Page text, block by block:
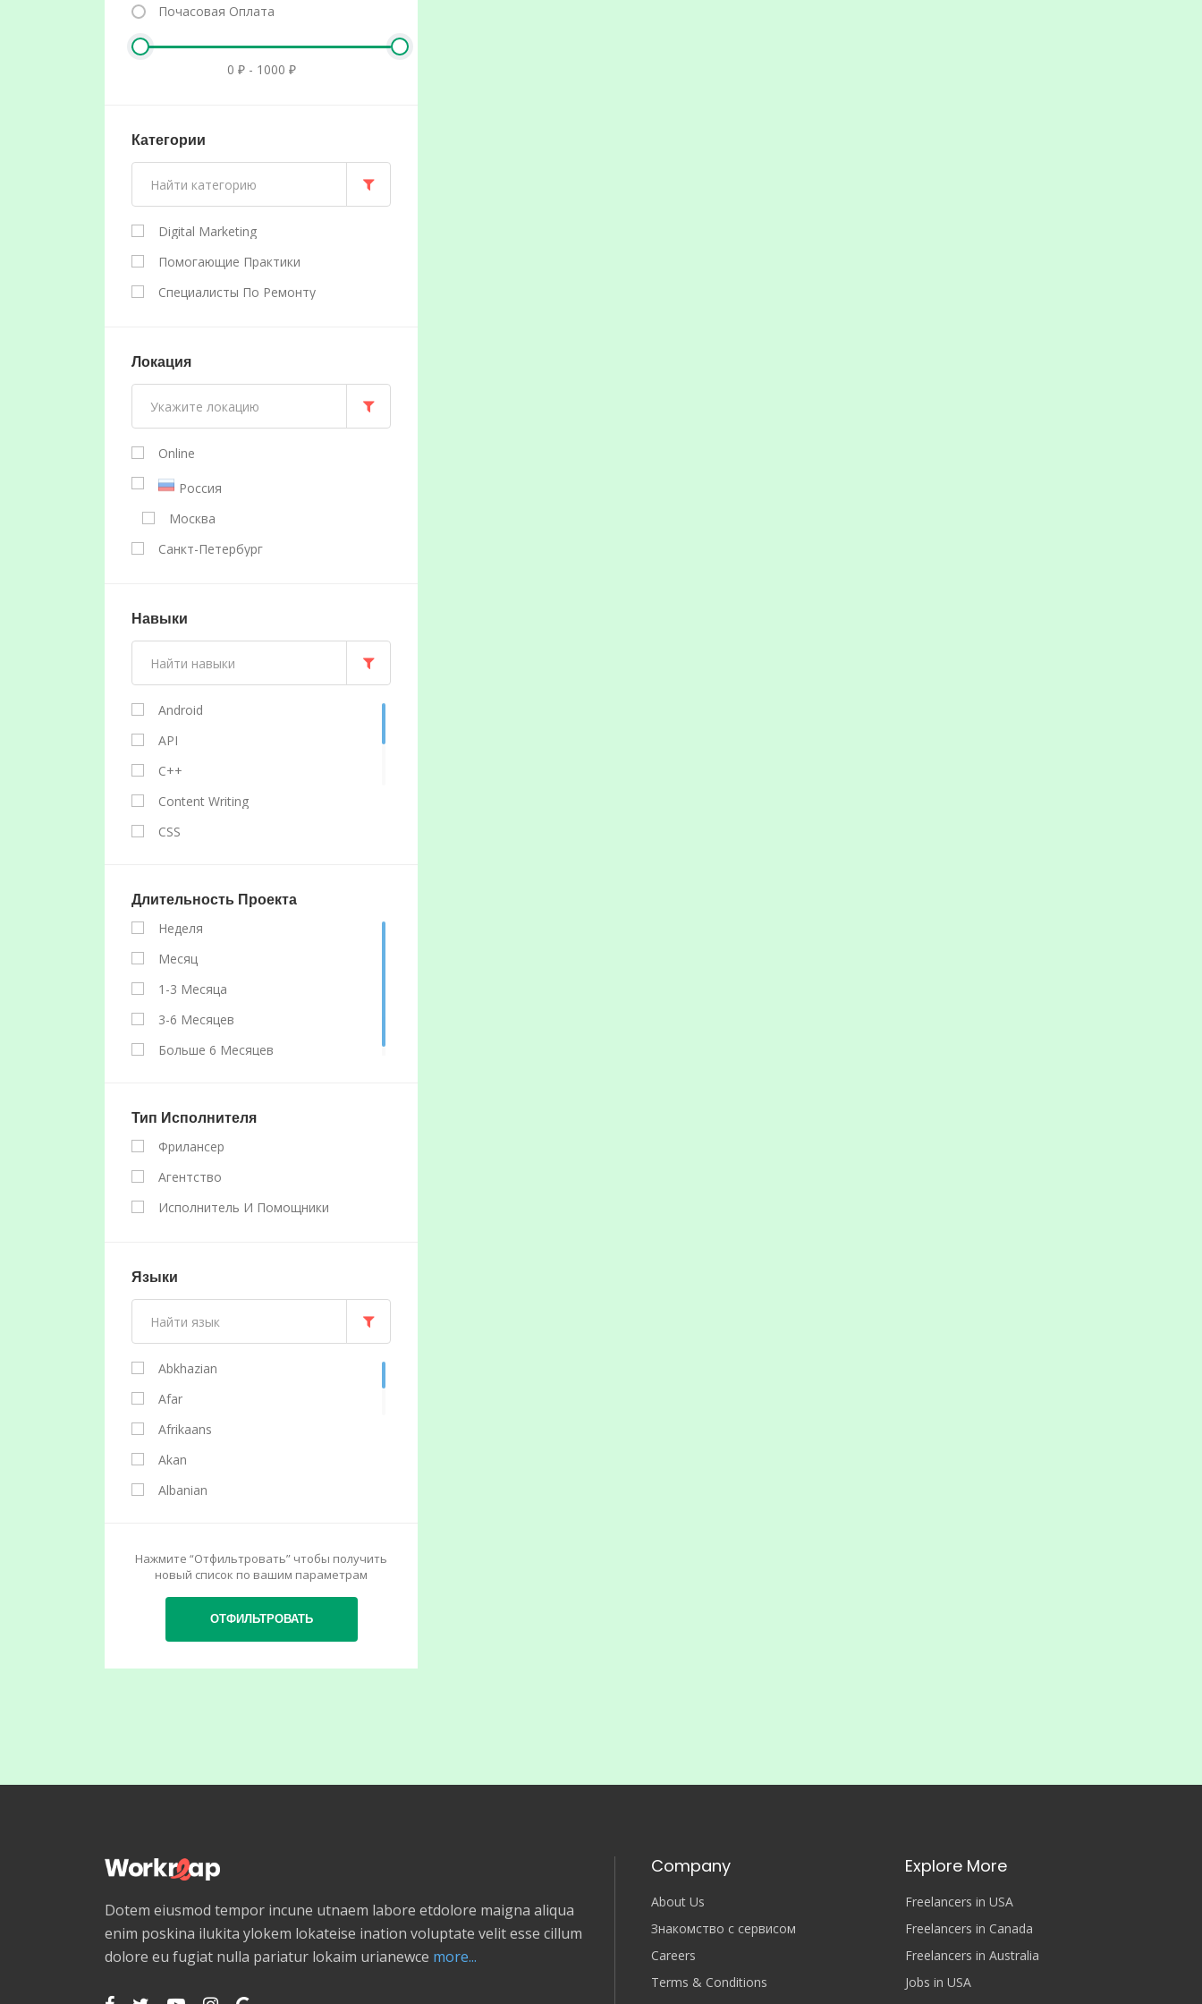
Почасовая Оплата
Категории
Digital Marketing
Помогающие Практики
Специалисты По Ремонту
Локация
Online
Россия
Москва
Санкт-Петербург
Навыки
Android
API
C++
Content Writing
CSS
Graphic Design
HTML 5
Java
Jquery
My SQL
PHP
Длительность Проекта
Неделя
Месяц
1-3 Месяца
3-6 Месяцев
Больше 6 Месяцев
Тип Исполнителя
Фрилансер
Агентство
Исполнитель И Помощники
Языки
Abkhazian
Afar
Afrikaans
Akan
Albanian
Arabic
Aragonese
Armenian
Assamese
Avaric
Basque
Belarusian
Bengali
Bihari Languages
Нажмите “Отфильтровать” чтобы получить
новый список по вашим параметрам
Dotem eiusmod tempor incune utnaem labore etdolore maigna aliqua
enim poskina ilukita ylokem lokateise ination voluptate velit esse cillum
dolore eu fugiat nulla pariatur lokaim urianewce more...
Company
About Us
Знакомство с сервисом
Careers
Terms & Conditions
Explore More
Freelancers in USA
Freelancers in Canada
Freelancers in Australia
Jobs in USA